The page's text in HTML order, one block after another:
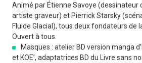
Animé par Étienne Savoye (dessinateur
artiste graveur) et Pierrick Starsky
Fluide Glacial), tous deux fondateurs de
Ouvert à tous.
Masques : atelier BD version manga
et KOE’, adaptatrices BD du Livre sans